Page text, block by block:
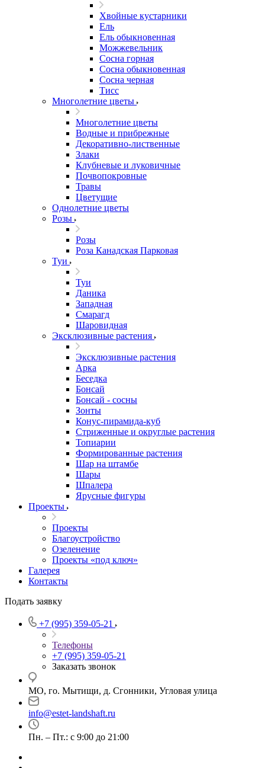
Хвойные кустарники
Ель
Ель обыкновенная
Можжевельник
Сосна горная
Сосна обыкновенная
Сосна черная
Тисс
Многолетние цветы
Многолетние цветы
Водные и прибрежные
Декоративно-лиственные
Злаки
Клубневые и луковичные
Почвопокровные
Травы
Цветущие
Однолетние цветы
Розы
Розы
Роза Канадская Парковая
Туи
Туи
Даника
Западная
Смарагд
Шаровидная
Эксклюзивные растения
Эксклюзивные растения
Арка
Беседка
Бонсай
Бонсай - сосны
Зонты
Конус-пирамида-куб
Стриженные и округлые растения
Топиарии
Формированные растения
Шар на штамбе
Шары
Шпалера
Ярусные фигуры
Проекты
Проекты
Благоустройство
Озеленение
Проекты «под ключ»
Галерея
Контакты
Подать заявку
+7 (995) 359-05-21
Телефоны
+7 (995) 359-05-21
Заказать звонок
МО, го. Мытищи, д. Сгонники, Угловая улица
info@estet-landshaft.ru
Пн. – Пт.: с 9:00 до 21:00